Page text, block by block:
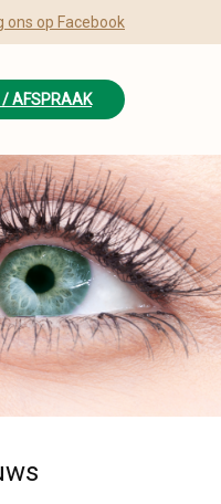
ons op Facebook
AFSPRAAK